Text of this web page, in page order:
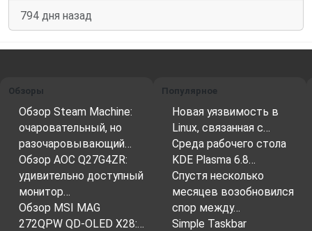
794 дня назад
Обзоры
Обзор Steam Machine:
очаровательный, но
разочаровывающий…
Обзор AOC Q27G4ZR:
удивительно доступный
монитор…
Обзор MSI MAG
272QPW QD-OLED X28:…
Популярное
Новая уязвимость в
Linux, связанная с…
Среда рабочего стола
KDE Plasma 6.8…
Спустя несколько
месяцев возобновился
спор между…
Simple Taskbar